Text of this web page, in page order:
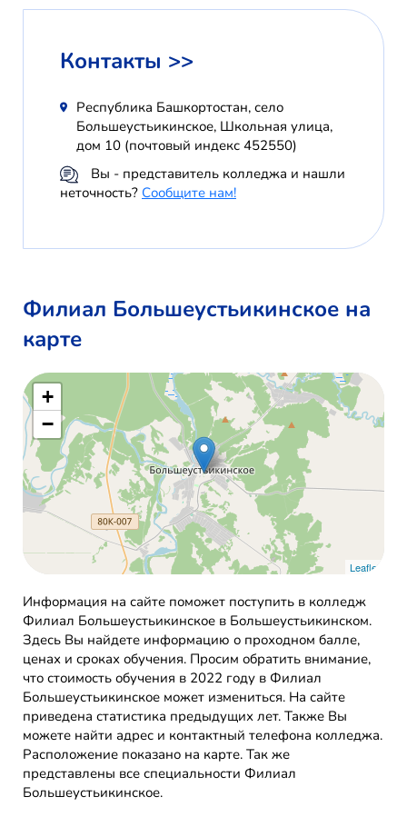
Контакты >>
Республика Башкортостан, село
Большеустьикинское, Школьная улица,
дом 10 (почтовый индекс 452550)
Вы - представитель колледжа и нашли
неточность? Сообщите нам!
Филиал Большеустьикинское на
карте
+
−
Leaflet
Информация на сайте поможет поступить в колледж
Филиал Большеустьикинское в Большеустьикинском.
Здесь Вы найдете информацию о проходном балле,
ценах и сроках обучения. Просим обратить внимание,
что стоимость обучения в 2022 году в Филиал
Большеустьикинское может измениться. На сайте
приведена статистика предыдущих лет. Также Вы
можете найти адрес и контактный телефона колледжа.
Расположение показано на карте. Так же
представлены все специальности Филиал
Большеустьикинское.